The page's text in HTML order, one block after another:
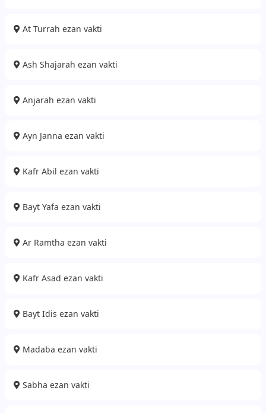
At Turrah ezan vakti
Ash Shajarah ezan vakti
Anjarah ezan vakti
Ayn Janna ezan vakti
Kafr Abil ezan vakti
Bayt Yafa ezan vakti
Ar Ramtha ezan vakti
Kafr Asad ezan vakti
Bayt Idis ezan vakti
Madaba ezan vakti
Sabha ezan vakti